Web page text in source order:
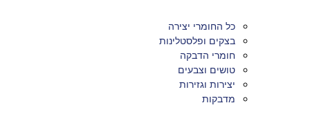
כל החומרי יצירה
בצקים ופלסטלינות
חומרי הדבקה
טושים וצבעים
יצירות וגזירות
מדבקות